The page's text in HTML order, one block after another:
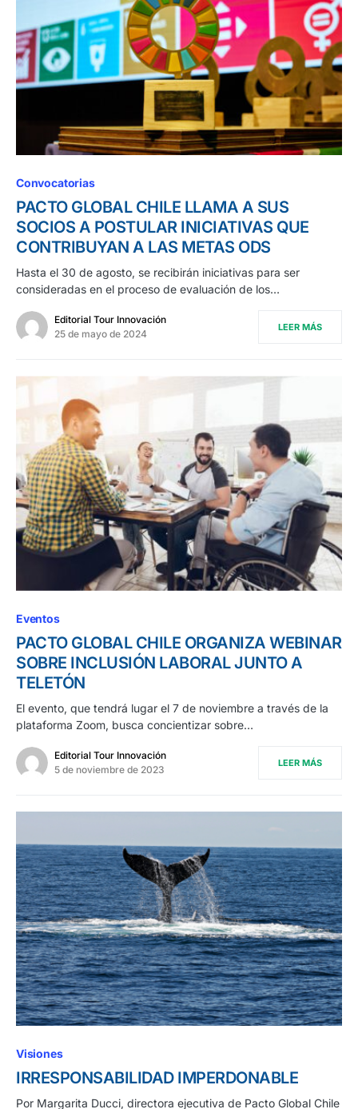
Convocatorias
PACTO GLOBAL CHILE LLAMA A SUS
SOCIOS A POSTULAR INICIATIVAS QUE
CONTRIBUYAN A LAS METAS ODS
Hasta el 30 de agosto, se recibirán iniciativas para ser
consideradas en el proceso de evaluación de los…
Editorial Tour Innovación
25 de mayo de 2024
LEER MÁS
Eventos
PACTO GLOBAL CHILE ORGANIZA WEBINAR
SOBRE INCLUSIÓN LABORAL JUNTO A
TELETÓN
El evento, que tendrá lugar el 7 de noviembre a través de la
plataforma Zoom, busca concientizar sobre…
Editorial Tour Innovación
5 de noviembre de 2023
LEER MÁS
Visiones
IRRESPONSABILIDAD IMPERDONABLE
Por Margarita Ducci, directora ejecutiva de Pacto Global Chile